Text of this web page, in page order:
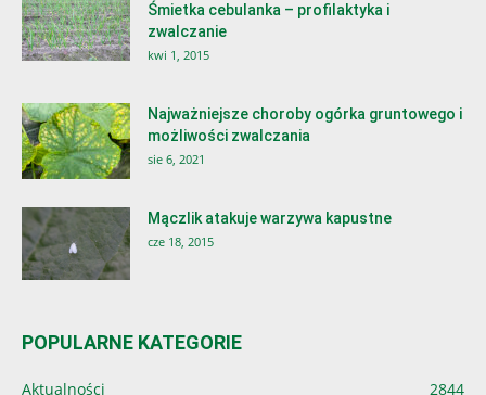
Śmietka cebulanka – profilaktyka i
zwalczanie
kwi 1, 2015
Najważniejsze choroby ogórka gruntowego i
możliwości zwalczania
sie 6, 2021
Mączlik atakuje warzywa kapustne
cze 18, 2015
POPULARNE KATEGORIE
Aktualności
2844